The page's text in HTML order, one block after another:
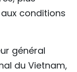
conditions
général
du Vietnam,